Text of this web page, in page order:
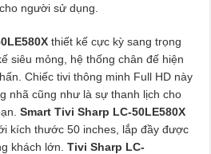
người sử dụng.
thiết kế cực kỳ sang trọng
siêu mỏng, hệ thống chân đế hiện
Chiếc tivi thông minh Full HD này
nhã cũng như là sự thanh lịch cho
Smart Tivi Sharp LC-50LE580X
kích thước 50 inches, lắp đầy được
khách lớn.Tivi Sharp LC-